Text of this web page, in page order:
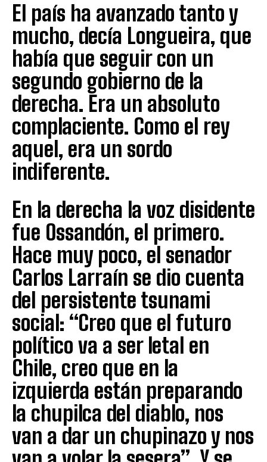
El país ha avanzado tanto y
mucho, decía Longueira, que
había que seguir con un
segundo gobierno de la
derecha. Era un absoluto
complaciente. Como el rey
aquel, era un sordo
indiferente.
En la derecha la voz disidente
fue Ossandón, el primero.
Hace muy poco, el senador
Carlos Larraín se dio cuenta
del persistente tsunami
social: “Creo que el futuro
político va a ser letal en
Chile, creo que en la
izquierda están preparando
la chupilca del diablo, nos
van a dar un chupinazo y nos